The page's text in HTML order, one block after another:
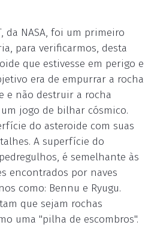
da NASA, foi um primeiro
para verificarmos, desta
que estivesse em perigo e
era de empurrar a rocha
e não destruir a rocha
jogo de bilhar cósmico.
do asteroide com suas
A superfície do
é semelhante às
encontrados por naves
como: Bennu e Ryugu.
que sejam rochas
uma "pilha de escombros".